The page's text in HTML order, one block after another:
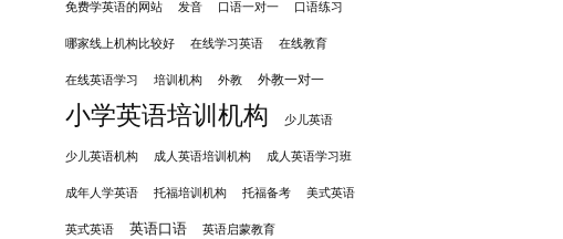
免费学英语的网站 发音 口语一对一 口语练习
哪家线上机构比较好 在线学习英语 在线教育
在线英语学习 培训机构 外教 外教一对一
小学英语培训机构 少儿英语
少儿英语机构 成人英语培训机构 成人英语学习班
成年人学英语 托福培训机构 托福备考 美式英语
英式英语 英语口语 英语启蒙教育